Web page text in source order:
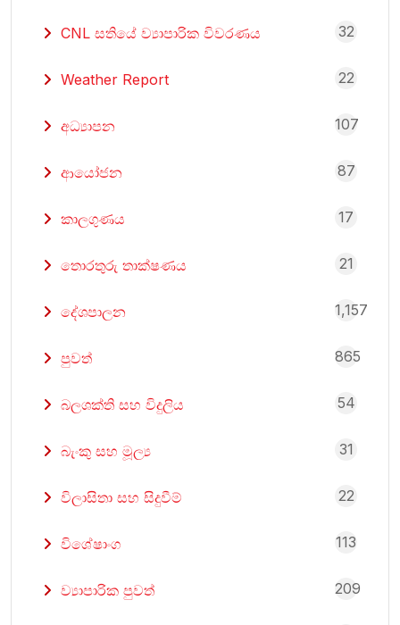
CNL සතියේ ව්‍යාපාරික විවරණය 32
Weather Report 22
අධ්‍යාපන 107
ආයෝජන 87
කාලගුණය 17
තොරතුරු තාක්ෂණය 21
දේශපාලන 1,157
පුවත් 865
බලශක්ති සහ විදුලිය 54
බැංකු සහ මූල්‍ය 31
විලාසිතා සහ සිදුවීම් 22
විශේෂාංග 113
ව්‍යාපාරික පුවත් 209